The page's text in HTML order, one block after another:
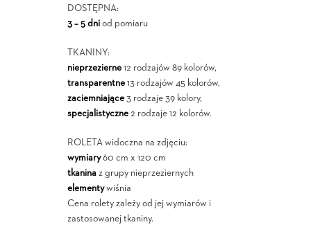
DOSTĘPNA:
3 – 5 dniod pomiaru
TKANINY:
nieprzezierne12 rodzajów 89 kolorów,
transparentne13 rodzajów 45 kolorów,
zaciemniające3 rodzaje 39 kolory,
specjalistyczne2 rodzaje 12 kolorów.
ROLETA widoczna na zdjęciu:
wymiary60 cm x 120 cm
tkaninaz grupy nieprzeziernych
elementywiśnia
Cena rolety zależy od jej wymiarów i
zastosowanej tkaniny.